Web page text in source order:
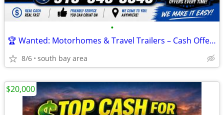
•
🏆 Wanted: Motorhomes & Travel Trailers – Cash Offers! 🏆
8/6 south bay area
$20,000